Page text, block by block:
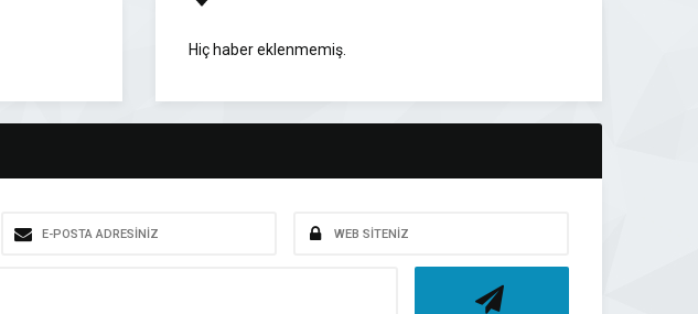
Hiç haber eklenmemiş.